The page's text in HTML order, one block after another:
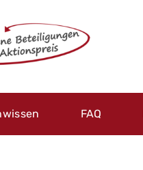
FAQ